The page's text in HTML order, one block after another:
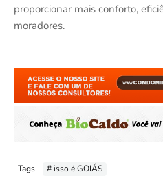
proporcionar mais conforto,
moradores.
Tags # isso é GOIÁS